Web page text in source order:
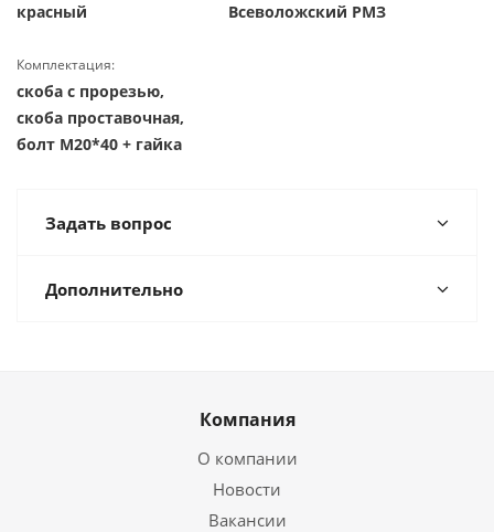
красный Всеволожский РМЗ
Комплектация:
скоба с прорезью,
скоба проставочная,
болт М20*40 + гайка
Задать вопрос
Дополнительно
Компания
О компании
Новости
Вакансии